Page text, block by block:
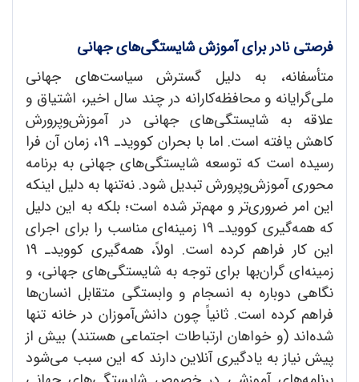
فرصتی نادر برای آموزش شایستگیهای جهانی
متأسفانه، به دلیل گسترش سیاست‌های جهانی
ملی‌گرایانه و محافظه‌کارانه در چند سال اخیر، اشتیاق و
علاقه به شایستگی‌های جهانی در آموزش‌وپرورش
کاهش یافته است. اما با بحران کوویدـ 19،‌ زمان آن فرا
رسیده است که توسعه شایستگی‌های جهانی به برنامه
محوری آموزش‌وپرورش تبدیل شود. نه‌تنها به دلیل اینکه
این امر ضروری‌تر و مهم‌تر شده است؛ بلکه به این دلیل
که همه‌گیری کووید‌ـ 19 زمینه‌ای مناسب را برای اجرای
این کار فراهم کرده است. اولاً، همه‌گیری کووید‌ـ 19
زمینه‌ای گران‌بها برای توجه به شایستگی‌های جهانی، و
نگاهی دوباره به انسجام و وابستگی متقابل انسان‌ها
فراهم کرده است. ثانیاً چون دانش‌آموزان در خانه تنها
شده‌اند (و خواهان ارتباطات اجتماعی هستند) بیش از
پیش نیاز به یادگیری آنلاین دارند که این سبب می‌شود